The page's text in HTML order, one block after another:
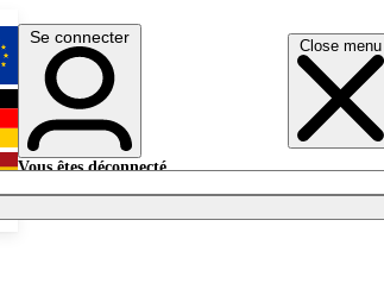
Close menu
English
Deutsch
Se connecter
Vous êtes déconnecté.